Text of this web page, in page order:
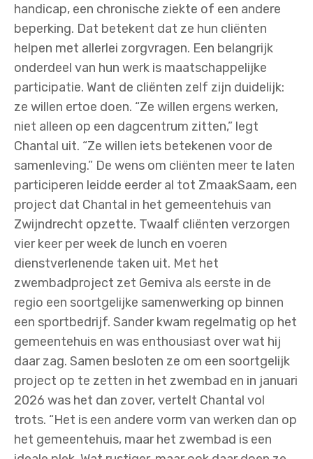
handicap, een chronische ziekte of een andere
beperking. Dat betekent dat ze hun cliënten
helpen met allerlei zorgvragen. Een belangrijk
onderdeel van hun werk is maatschappelijke
participatie. Want de cliënten zelf zijn duidelijk:
ze willen ertoe doen. “Ze willen ergens werken,
niet alleen op een dagcentrum zitten,” legt
Chantal uit. “Ze willen iets betekenen voor de
samenleving.” De wens om cliënten meer te laten
participeren leidde eerder al tot ZmaakSaam, een
project dat Chantal in het gemeentehuis van
Zwijndrecht opzette. Twaalf cliënten verzorgen
vier keer per week de lunch en voeren
dienstverlenende taken uit. Met het
zwembadproject zet Gemiva als eerste in de
regio een soortgelijke samenwerking op binnen
een sportbedrijf. Sander kwam regelmatig op het
gemeentehuis en was enthousiast over wat hij
daar zag. Samen besloten ze om een soortgelijk
project op te zetten in het zwembad en in januari
2026 was het dan zover, vertelt Chantal vol
trots. “Het is een andere vorm van werken dan op
het gemeentehuis, maar het zwembad is een